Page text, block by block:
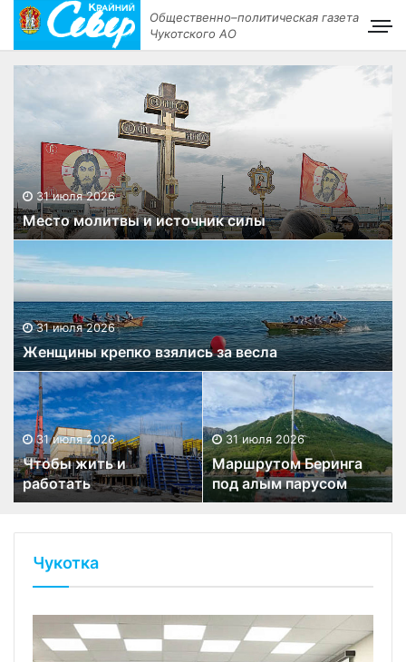
Общественно–политическая газета
Чукотского АО
31 июля 2026
Место молитвы и источник силы
31 июля 2026
Женщины крепко взялись за весла
31 июля 2026
Чтобы жить и
работать
31 июля 2026
Маршрутом Беринга
под алым парусом
Чукотка